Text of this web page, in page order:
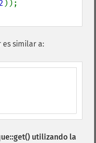
similar a:
utilizando la